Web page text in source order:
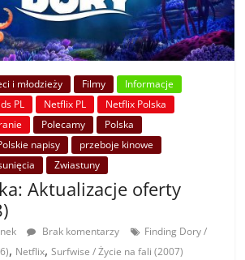
i młodzieży Filmy
Informacje
PL Netflix PL
Netflix Polska
Polecamy
Polska
napisy
przeboje kinowe
Zwiastuny
Aktualizacje oferty
Brak komentarzy
Finding Dory /
, Netflix,Surfwise / Życie na fali (2007)